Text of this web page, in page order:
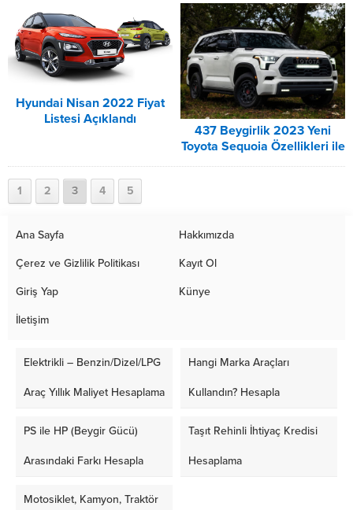
Hyundai Nisan 2022 Fiyat
Listesi Açıklandı
437 Beygirlik 2023 Yeni
Toyota Sequoia Özellikleri ile
Tanıtıldı
1 2 3 4 5
Ana Sayfa Hakkımızda
Çerez ve Gizlilik Politikası Kayıt Ol
Giriş Yap Künye
İletişim
Elektrikli – Benzin/Dizel/LPG
Araç Yıllık Maliyet Hesaplama
Hangi Marka Araçları
Kullandın? Hesapla
PS ile HP (Beygir Gücü)
Arasındaki Farkı Hesapla
Taşıt Rehinli İhtiyaç Kredisi
Hesaplama
Motosiklet, Kamyon, Traktör